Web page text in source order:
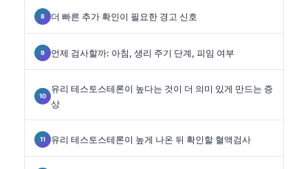
더 빠른 추가 확인이 필요한 경고 신호
언제 검사할까: 아침, 생리 주기 단계, 피임 여부
유리 테스토스테론이 높다는 것이 더 의미 있게 만드는 증
상
유리 테스토스테론이 높게 나온 뒤 확인할 혈액검사